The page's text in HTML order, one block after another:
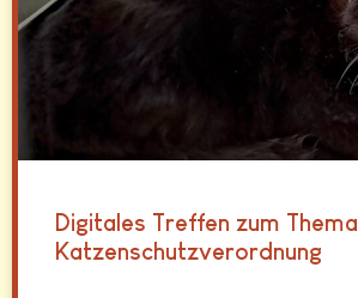
Digitales Treffen zum Thema
Katzenschutzverordnung